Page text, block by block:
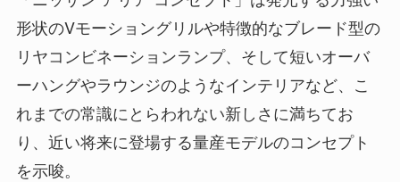
形状のVモーショングリルや特徴的なブレード型の
リヤコンビネーションランプ、そして短いオーバ
ーハングやラウンジのようなインテリアなど、こ
れまでの常識にとらわれない新しさに満ちてお
り、近い将来に登場する量産モデルのコンセプト
を示唆。